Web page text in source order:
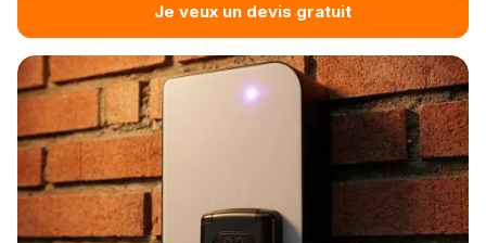
Je veux un devis gratuit